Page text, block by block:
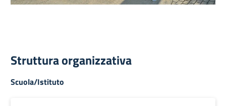
Struttura organizzativa
Scuola/Istituto